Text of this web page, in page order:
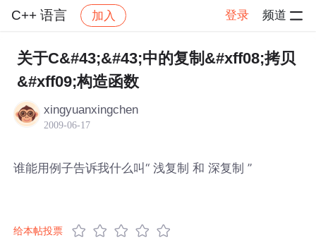
C++ 语言 加入 登录 频道
社区 C++ 语言 帖子详情
关于C&#43;&#43;中的复制&#xff08;拷贝
&#xff09;构造函数
xingyuanxingchen
2009-06-17
谁能用例子告诉我什么叫“ 浅复制 和 深复制 ”
给本帖投票